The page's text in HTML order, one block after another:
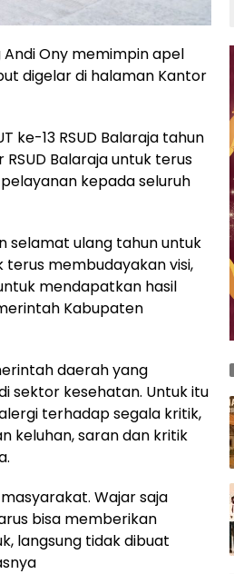
Ony memimpin apel
digelar di halaman Kantor
ke-13 RSUD Balaraja tahun
Balaraja untuk terus
kepada seluruh
selamat ulang tahun untuk
terus membudayakan visi,
mendapatkan hasil
Kabupaten
daerah yang
sektor kesehatan. Untuk itu
terhadap segala kritik,
keluhan, saran dan kritik
Wajar saja
bisa memberikan
langsung tidak dibuat